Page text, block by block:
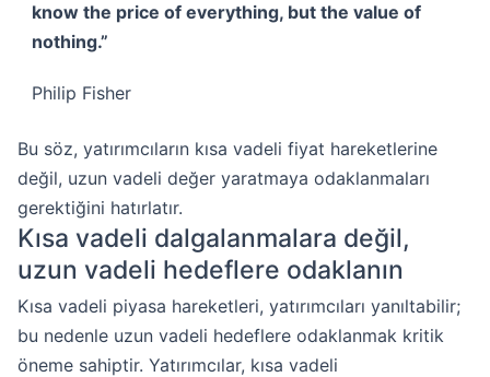
know the price of everything, but the value of
nothing.”
Philip Fisher
Bu söz, yatırımcıların kısa vadeli fiyat hareketlerine
değil, uzun vadeli değer yaratmaya odaklanmaları
gerektiğini hatırlatır.
Kısa vadeli dalgalanmalara değil,
uzun vadeli hedeflere odaklanın
Kısa vadeli piyasa hareketleri, yatırımcıları yanıltabilir;
bu nedenle uzun vadeli hedeflere odaklanmak kritik
öneme sahiptir. Yatırımcılar, kısa vadeli